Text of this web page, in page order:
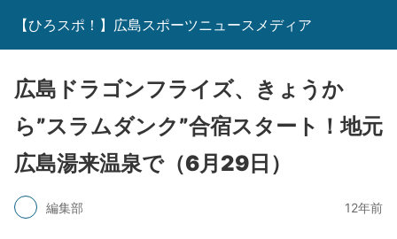
【ひろスポ！】広島スポーツニュースメディア
広島ドラゴンフライズ、きょうか
ら”スラムダンク”合宿スタート！地元
広島湯来温泉で（6月29日）
編集部 12年前